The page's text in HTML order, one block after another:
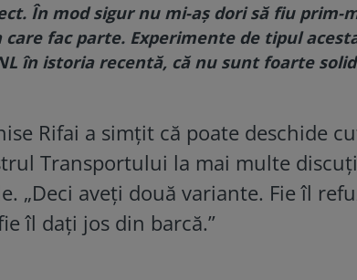
În mod sigur nu mi-aș dori să fiu prim-
fac parte. Experimente de tipul
în istoria recentă, că nu sunt foarte
Rifai a simțit că poate deschide
Transportului la mai multe
„Deci aveți două variante. Fie îl
îl dați jos din barcă.”